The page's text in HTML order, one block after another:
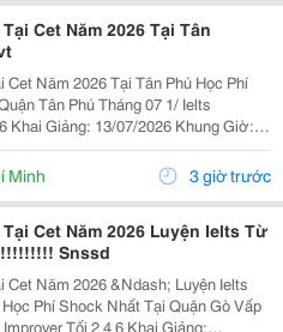
Cet Năm 2026 Tại Tân
Năm 2026 Tại Tân Phú Học Phí
Tháng 07 1/ Ielts
3 5 7 Khai...
Minh 3 giờ trước
Cet Năm 2026 Luyện Ielts Từ
Snssd
Cet Năm 2026 &Ndash; Luyện Ielts